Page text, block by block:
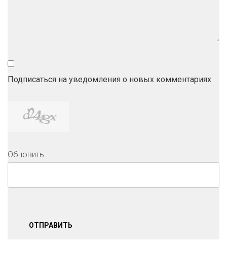
Подписаться на уведомления о новых комментариях
Обновить
ОТПРАВИТЬ